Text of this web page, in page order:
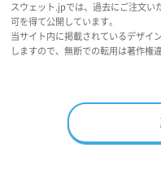
スウェット.jpでは、過去にご注文い
可を得て公開しています。
当サイト内に掲載されているデザイ
しますので、無断での転用は著作権